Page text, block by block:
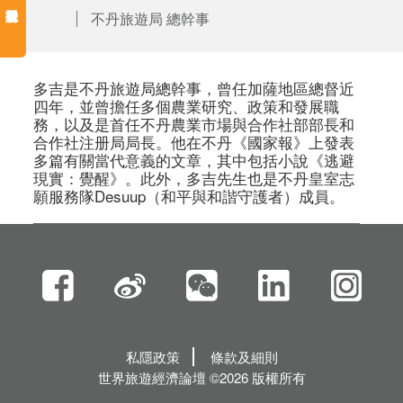
不丹旅遊局 總幹事
多吉是不丹旅遊局總幹事，曾任加薩地區總督近
四年，並曾擔任多個農業研究、政策和發展職
務，以及是首任不丹農業市場與合作社部部長和
合作社注册局局長。他在不丹《國家報》上發表
多篇有關當代意義的文章，其中包括小說《逃避
現實：覺醒》。此外，多吉先生也是不丹皇室志
願服務隊Desuup（和平與和諧守護者）成員。
私隱政策
條款及細則
世界旅遊經濟論壇 ©2026 版權所有